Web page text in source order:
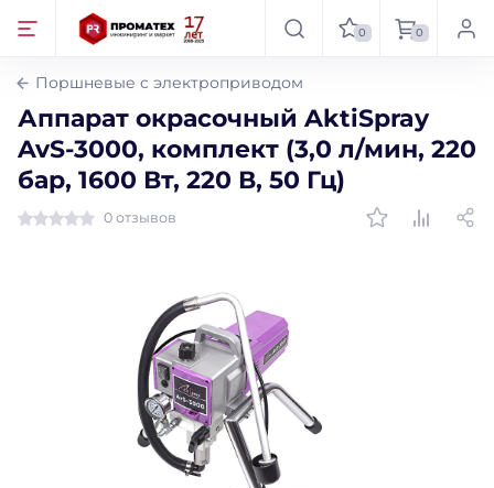
0 0
Поршневые с электроприводом
Аппарат окрасочный AktiSpray
AvS-3000, комплект (3,0 л/мин, 220
бар, 1600 Вт, 220 В, 50 Гц)
0 отзывов